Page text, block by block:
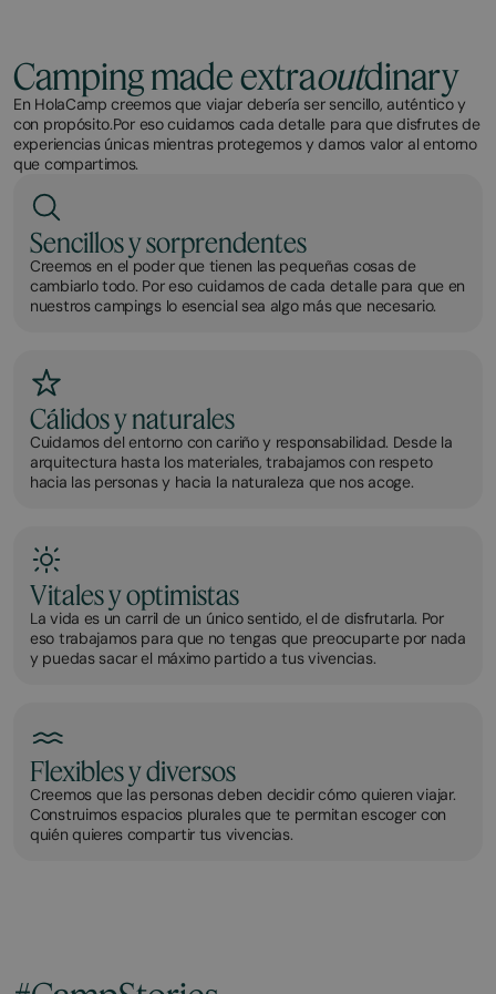
Camping made extraoutdinary
En HolaCamp creemos que viajar debería ser sencillo, auténtico y
con propósito.Por eso cuidamos cada detalle para que disfrutes de
experiencias únicas mientras protegemos y damos valor al entorno
que compartimos.
Sencillos y sorprendentes
Creemos en el poder que tienen las pequeñas cosas de
cambiarlo todo. Por eso cuidamos de cada detalle para que en
nuestros campings lo esencial sea algo más que necesario.
Cálidos y naturales
Cuidamos del entorno con cariño y responsabilidad. Desde la
arquitectura hasta los materiales, trabajamos con respeto
hacia las personas y hacia la naturaleza que nos acoge.
Vitales y optimistas
La vida es un carril de un único sentido, el de disfrutarla. Por
eso trabajamos para que no tengas que preocuparte por nada
y puedas sacar el máximo partido a tus vivencias.
Flexibles y diversos
Creemos que las personas deben decidir cómo quieren viajar.
Construimos espacios plurales que te permitan escoger con
quién quieres compartir tus vivencias.